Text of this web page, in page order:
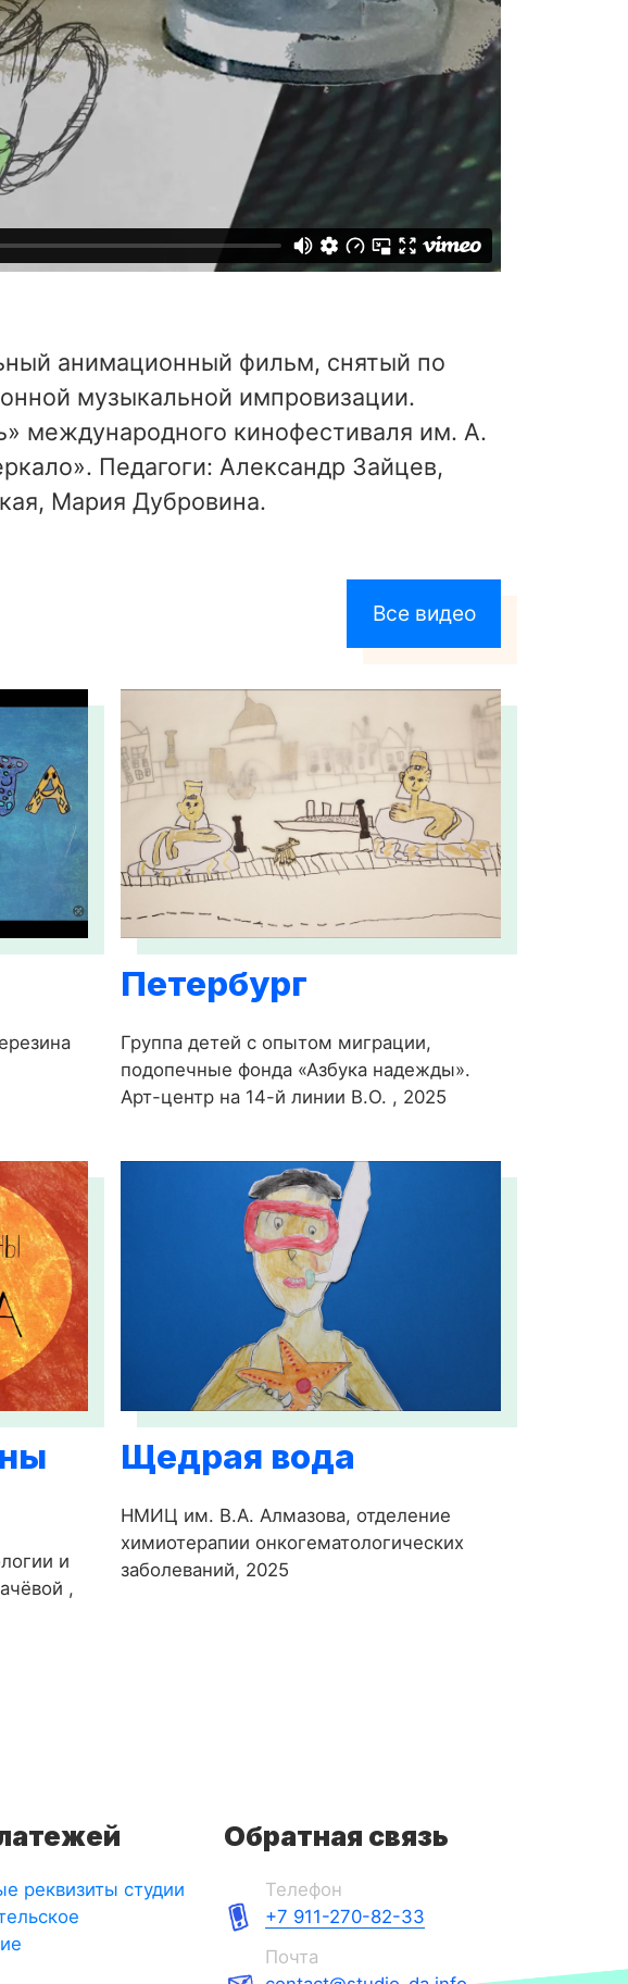
анимационный фильм, снятый по
музыкальной импровизации.
международного кинофестиваля им. А.
Педагоги: Александр Зайцев,
Мария Дубровина.
Все видео
Петербург
Группа детей с опытом миграции,
подопечные фонда «Азбука надежды».
Арт-центр на 14-й линии В.О. , 2025
и
,
Щедрая вода
НМИЦ им. В.А. Алмазова, отделение
химиотерапии онкогематологических
заболеваний, 2025
реквизиты студии
Обратная связь
Телефон
+7 911-270-82-33
Почта